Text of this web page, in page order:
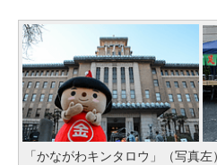
「かながわキンタロウ」（写真